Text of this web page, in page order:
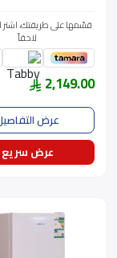
قسّمها على طريقتك، اشتر
لاحقاً
2,149.00
عرض
عرض سريع